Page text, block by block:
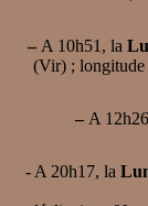
–A 10h51, la
(Vir) ; longitude
– A
- A 20h17, la